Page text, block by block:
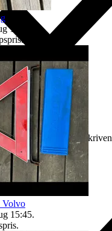
varan inte är som beskriven
11:07
.
Volvo
15:45.
.